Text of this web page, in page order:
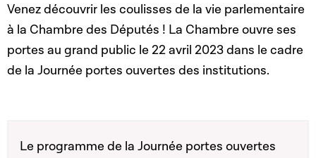
Venez découvrir les coulisses de la vie parlementaire
à la Chambre des Députés ! La Chambre ouvre ses
portes au grand public le 22 avril 2023 dans le cadre
de la Journée portes ouvertes des institutions.
Le programme de la Journée portes ouvertes